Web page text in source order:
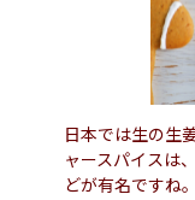
日本では生の生
ャースパイスは
どが有名ですね。